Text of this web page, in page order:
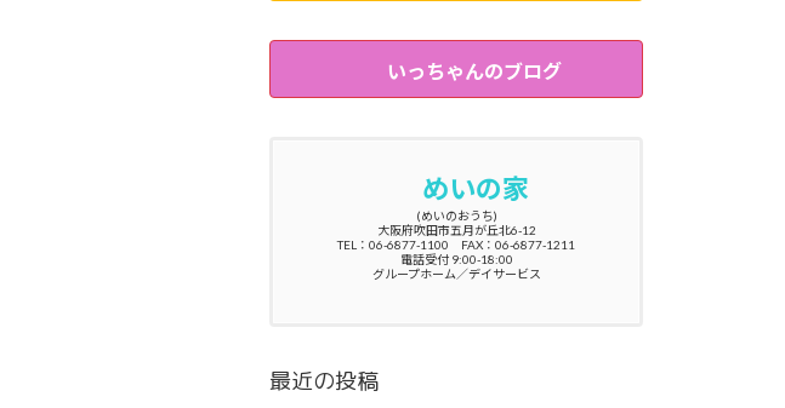
いっちゃんのブログ
めいの家
(めいのおうち)
大阪府吹田市五月が丘北6-12
TEL：06-6877-1100 FAX：06-6877-1211
電話受付 9:00-18:00
グループホーム／デイサービス
最近の投稿